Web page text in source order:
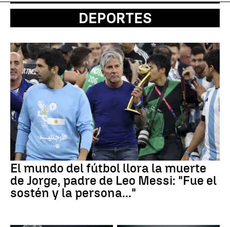
DEPORTES
El mundo del fútbol llora la muerte
de Jorge, padre de Leo Messi: "Fue el
sostén y la persona..."